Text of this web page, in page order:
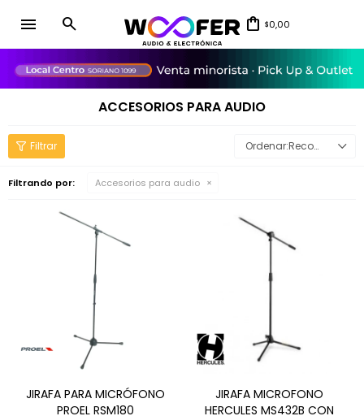
menu $0,00
ACCESORIOS PARA AUDIO
Recomendados
Filtrando por: Accesorios para audio
JIRAFA PARA MICRÓFONO
PROEL RSM180
JIRAFA MICROFONO
HERCULES MS432B CON
close